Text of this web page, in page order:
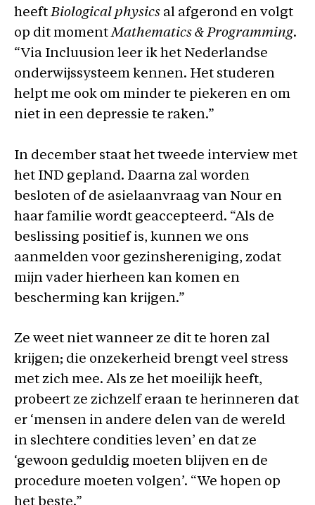
heeftBiological physics al afgerond en volgt
op dit momentMathematics & Programming.
“Via Incluusion leer ik het Nederlandse
onderwijssysteem kennen. Het studeren
helpt me ook om minder te piekeren en om
niet in een depressie te raken.”
In december staat het tweede interview met
het IND gepland. Daarna zal worden
besloten of de asielaanvraag van Nour en
haar familie wordt geaccepteerd. “Als de
beslissing positief is, kunnen we ons
aanmelden voor gezinshereniging, zodat
mijn vader hierheen kan komen en
bescherming kan krijgen.”
Ze weet niet wanneer ze dit te horen zal
krijgen; die onzekerheid brengt veel stress
met zich mee. Als ze het moeilijk heeft,
probeert ze zichzelf eraan te herinneren dat
er ‘mensen in andere delen van de wereld
in slechtere condities leven’ en dat ze
‘gewoon geduldig moeten blijven en de
procedure moeten volgen’. “We hopen op